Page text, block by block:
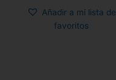
Añadir a mi lista de
favoritos